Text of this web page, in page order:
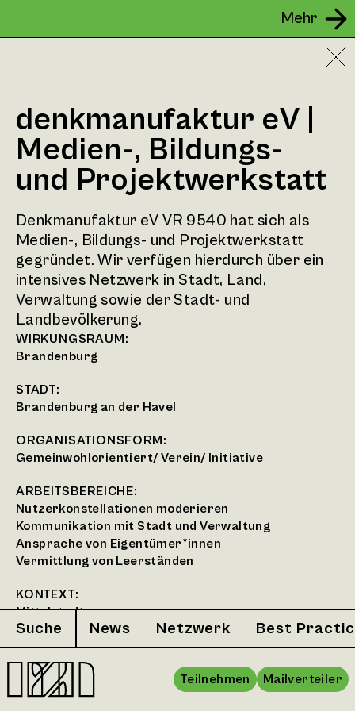
Suche News Netzwerk Best
Teilnehmen Mailverteiler
Mehr
denkmanufaktur eV |
Medien-, Bildungs-
und Projektwerkstatt
Denkmanufaktur eV VR 9540 hat sich als
Medien-, Bildungs- und Projektwerkstatt
gegründet. Wir verfügen hierdurch über ein
intensives Netzwerk in Stadt, Land,
Verwaltung sowie der Stadt- und
Landbevölkerung.
WIRKUNGSRAUM:
Brandenburg
STADT:
Brandenburg an der Havel
ORGANISATIONSFORM:
Gemeinwohlorientiert/ Verein/ Initiative
ARBEITSBEREICHE:
Nutzerkonstellationen moderieren
Kommunikation mit Stadt und Verwaltung
Ansprache von Eigentümer*innen
Vermittlung von Leerständen
KONTEXT:
Mittelstadt
EXPERTISE:
Knowhow im Aufbau von Trägerstrukturen für
einzelne Projekte
Anschieben und Umsetzen von eigenen